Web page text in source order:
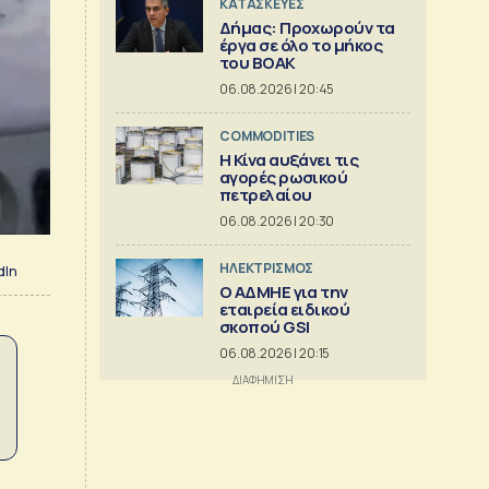
ΚΑΤΑΣΚΕΥΕΣ
Δήμας: Προχωρούν τα
έργα σε όλο το μήκος
του ΒΟΑΚ
06.08.2026 | 20:45
COMMODITIES
Η Κίνα αυξάνει τις
αγορές ρωσικού
πετρελαίου
06.08.2026 | 20:30
ΗΛΕΚΤΡΙΣΜΟΣ
O ΑΔΜΗΕ για την
εταιρεία ειδικού
σκοπού GSI
06.08.2026 | 20:15